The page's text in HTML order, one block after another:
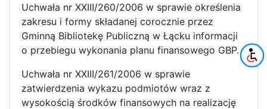
Uchwała nr XXIII/260/2006 w sprawie określenia
zakresu i formy składanej corocznie przez
Gminną Bibliotekę Publiczną w Łącku informacji
o przebiegu wykonania planu finansowego GBP.
Uchwała nr XXIII/261/2006 w sprawie
zatwierdzenia wykazu podmiotów wraz z
wysokością środków finansowych na realizację